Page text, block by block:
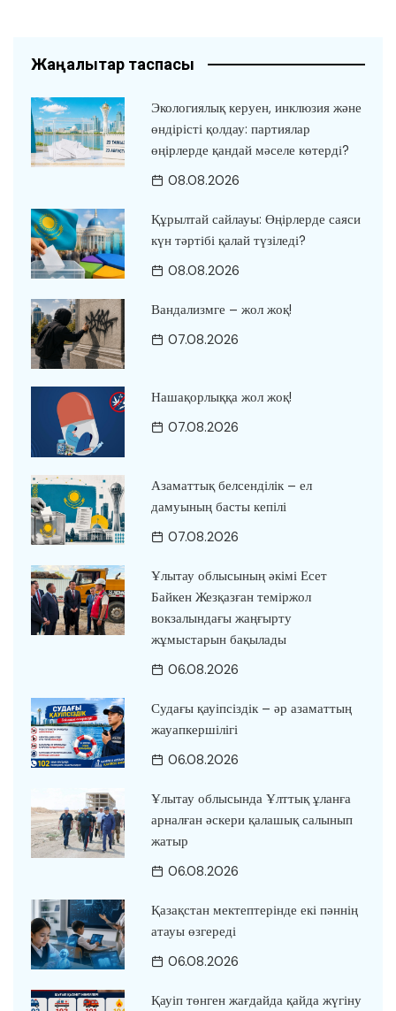
Жаңалықтар таспасы
Экологиялық керуен, инклюзия және
өндірісті қолдау: партиялар
өңірлерде қандай мәселе көтерді?
08.08.2026
Құрылтай сайлауы: Өңірлерде саяси
күн тәртібі қалай түзіледі?
08.08.2026
Вандализмге – жол жоқ!
07.08.2026
Нашақорлыққа жол жоқ!
07.08.2026
Азаматтық белсенділік – ел
дамуының басты кепілі
07.08.2026
Ұлытау облысының әкімі Есет
Байкен Жезқазған теміржол
вокзалындағы жаңғырту
жұмыстарын бақылады
06.08.2026
Судағы қауіпсіздік – әр азаматтың
жауапкершілігі
06.08.2026
Ұлытау облысында Ұлттық ұланға
арналған әскери қалашық салынып
жатыр
06.08.2026
Қазақстан мектептерінде екі пәннің
атауы өзгереді
06.08.2026
Қауіп төнген жағдайда қайда жүгіну